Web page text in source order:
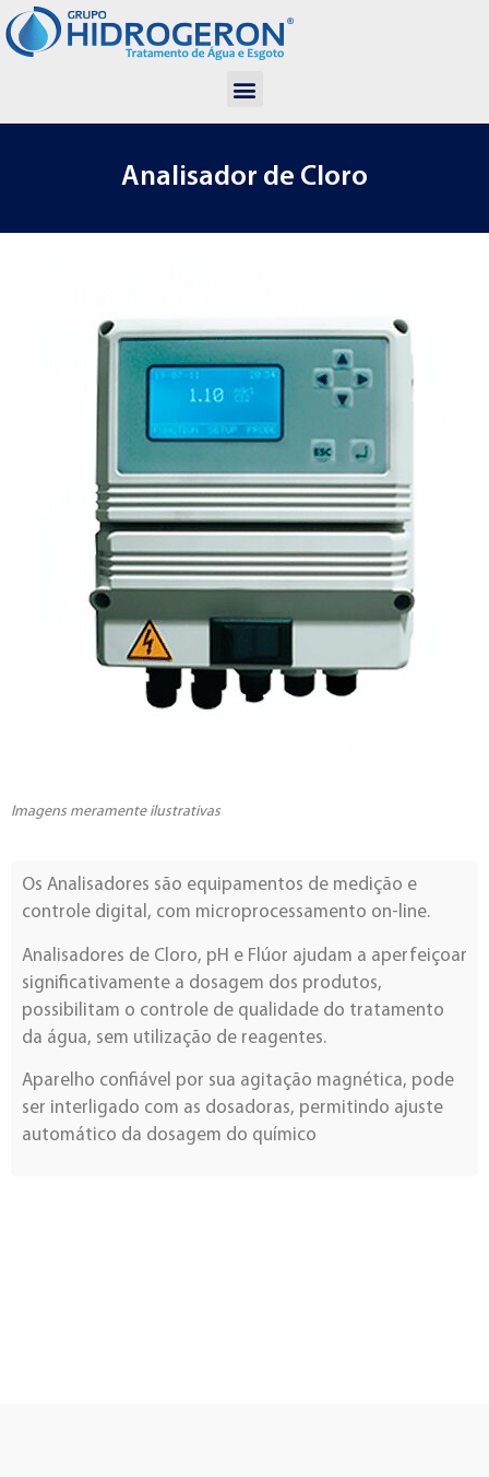
Analisador de Cloro
Imagens meramente ilustrativas
Os Analisadores são equipamentos de medição e
controle digital, com microprocessamento on-line.
Analisadores de Cloro, pH e Flúor ajudam a aperfeiçoar
significativamente a dosagem dos produtos,
possibilitam o controle de qualidade do tratamento
da água, sem utilização de reagentes.
Aparelho confiável por sua agitação magnética, pode
ser interligado com as dosadoras, permitindo ajuste
automático da dosagem do químico